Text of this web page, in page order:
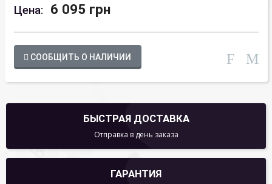
Цена: 6 095 грн
СООБЩИТЬ О НАЛИЧИИ
БЫСТРАЯ ДОСТАВКА
Отправка в день заказа
ГАРАНТИЯ